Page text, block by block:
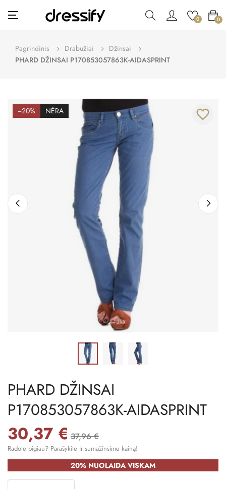
Toggle
navigation
☰ 0 0
Pagrindinis Drabužiai
Džinsai
PHARD DŽINSAI P170853057863K-AIDASPRINT
−20% NĖRA favorite_border
PHARD DŽINSAI
P170853057863K-AIDASPRINT
30,37 € 37,96 €
Radote pigiau? Parašykite ir sumažinsime kainą!
20% NUOLAIDA VISKAM